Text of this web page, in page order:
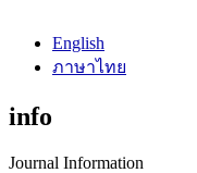
English
ภาษาไทย
info
Journal Information